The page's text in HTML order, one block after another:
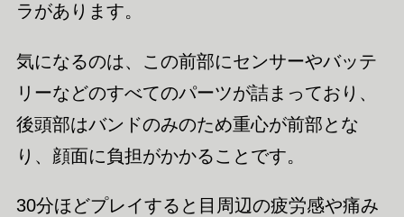
ラがあります。
気になるのは、この前部にセンサーやバッテ
リーなどのすべてのパーツが詰まっており、
後頭部はバンドのみのため重心が前部とな
り、顔面に負担がかかることです。
30分ほどプレイすると目周辺の疲労感や痛み